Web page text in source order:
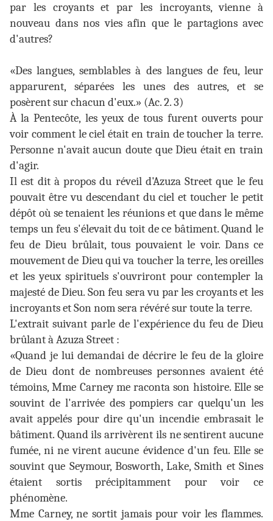
par les croyants et par les incroyants, vienne à
nouveau dans nos vies afin que le partagions avec
d'autres?
«Des langues, semblables à des langues de feu, leur
apparurent, séparées les unes des autres, et se
posèrent sur chacun d'eux.» (Ac. 2. 3)
À la Pentecôte, les yeux de tous furent ouverts pour
voir comment le ciel était en train de toucher la terre.
Personne n'avait aucun doute que Dieu était en train
d'agir.
Il est dit à propos du réveil d'Azuza Street que le feu
pouvait être vu descendant du ciel et toucher le petit
dépôt où se tenaient les réunions et que dans le même
temps un feu s'élevait du toit de ce bâtiment. Quand le
feu de Dieu brûlait, tous pouvaient le voir. Dans ce
mouvement de Dieu qui va toucher la terre, les oreilles
et les yeux spirituels s'ouvriront pour contempler la
majesté de Dieu. Son feu sera vu par les croyants et les
incroyants et Son nom sera révéré sur toute la terre.
L'extrait suivant parle de l'expérience du feu de Dieu
brûlant à Azuza Street :
«Quand je lui demandai de décrire le feu de la gloire
de Dieu dont de nombreuses personnes avaient été
témoins, Mme Carney me raconta son histoire. Elle se
souvint de l'arrivée des pompiers car quelqu'un les
avait appelés pour dire qu'un incendie embrasait le
bâtiment. Quand ils arrivèrent ils ne sentirent aucune
fumée, ni ne virent aucune évidence d'un feu. Elle se
souvint que Seymour, Bosworth, Lake, Smith et Sines
étaient sortis précipitamment pour voir ce
phénomène.
Mme Carney, ne sortit jamais pour voir les flammes.